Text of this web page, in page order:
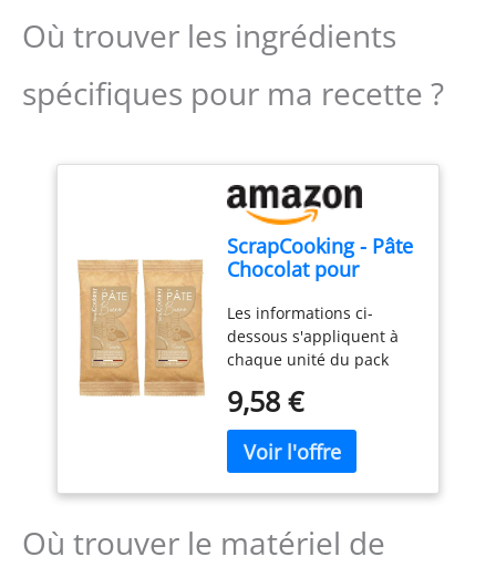
Où trouver les ingrédients
spécifiques pour ma recette ?
ScrapCooking - Pâte
Chocolat pour
Aromatisée Noisette
250 g - 7639 (Lot de
2)
Les informations ci-
dessous s'appliquent à
chaque unité du pack
Pâte BUENO - Goût
Noisette ScrapCooking,
(couleur dulcey) peut être
sculptée aisément pour
créer des décorations
personnaliser vos
9,58 €
Où trouver le matériel de